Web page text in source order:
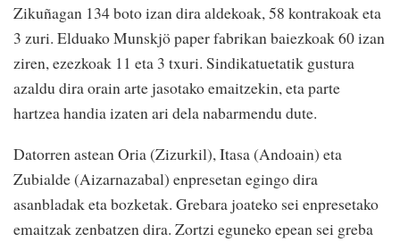
Zikuñagan 134 boto izan dira aldekoak, 58 kontrakoak eta
3 zuri. Elduako Munskjö paper fabrikan baiezkoak 60 izan
ziren, ezezkoak 11 eta 3 txuri. Sindikatuetatik gustura
azaldu dira orain arte jasotako emaitzekin, eta parte
hartzea handia izaten ari dela nabarmendu dute.
Datorren astean Oria (Zizurkil), Itasa (Andoain) eta
Zubialde (Aizarnazabal) enpresetan egingo dira
asanbladak eta bozketak. Grebara joateko sei enpresetako
emaitzak zenbatzen dira. Zortzi eguneko epean sei greba